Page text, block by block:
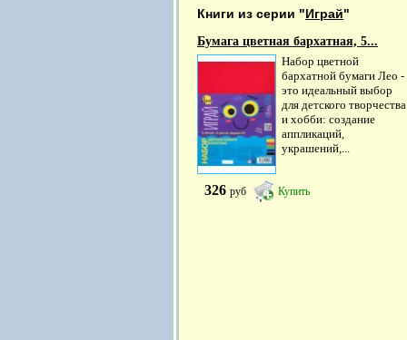
Книги из серии "Играй"
Бумага цветная бархатная, 5...
Набор цветной
бархатной бумаги Лео -
это идеальный выбор
для детского творчества
и хобби: создание
аппликаций,
украшений,...
326 руб Купить